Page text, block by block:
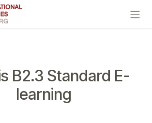
B2.3 Standard E-
learning